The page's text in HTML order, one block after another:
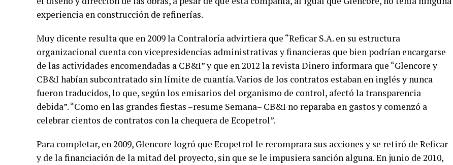
experiencia en construcción de refinerías.
Muy dicente resulta que en 2009 la Contraloría advirtiera que “Reficar S.A. en su estructura
organizacional cuenta con vicepresidencias administrativas y financieras que bien podrían encargarse
de las actividades encomendadas a CB&I” y que en 2012 la revista Dinero informara que “Glencore y
CB&I habían subcontratado sin límite de cuantía. Varios de los contratos estaban en inglés y nunca
fueron traducidos, lo que, según los emisarios del organismo de control, afectó la transparencia
debida”. “Como en las grandes fiestas –resume Semana– CB&I no reparaba en gastos y comenzó a
celebrar cientos de contratos con la chequera de Ecopetrol”.
Para completar, en 2009, Glencore logró que Ecopetrol le recomprara sus acciones y se retiró de Reficar
y de la financiación de la mitad del proyecto, sin que se le impusiera sanción alguna. En junio de 2010,